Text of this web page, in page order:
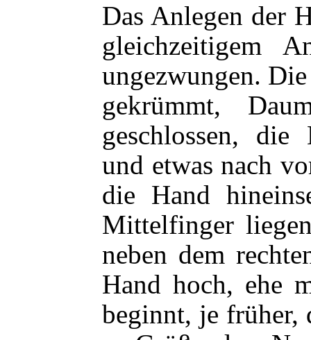
Das Anlegen der
gleichzeitigem
ungezwungen.
gekrümmt,
geschlossen, die
und etwas nach
die Hand
Mittelfinger
neben dem
Hand hoch, ehe
beginnt, je früher,